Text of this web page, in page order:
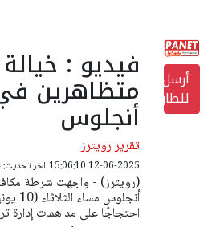
أرسل
للطابعة
فيديو :
متظاهرين
أنجلوس
تقرير رويترز
12-06-2025 15:06:10 اخر تحديث: 14-06-2025 04:31:41
(رويترز) - واجهت شرطة
احتجاجًا على مداهمات إدارة